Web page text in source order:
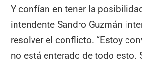
Y confían en tener la
intendente Sandro Guzmán
resolver el conflicto. “Estoy
no está enterado de todo esto.